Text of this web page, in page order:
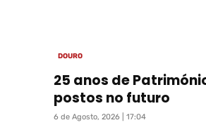
DOURO
25 anos de
postos no futuro
6 de Agosto, 2026 | 17:04